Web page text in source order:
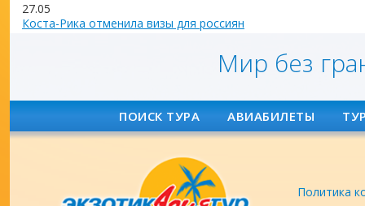
27.05
Коста-Рика отменила визы для россиян
Мир без
ПОИСК ТУРА АВИАБИЛЕТЫ
Политика